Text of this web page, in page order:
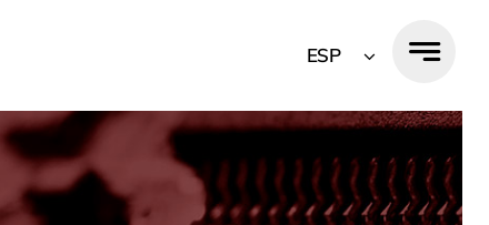
ESP